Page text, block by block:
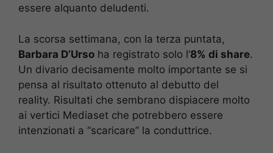
essere alquanto deludenti.
La scorsa settimana, con la terza puntata,
Barbara D’Urso ha registrato solo l’8% di share.
Un divario decisamente molto importante se si
pensa al risultato ottenuto al debutto del
reality. Risultati che sembrano dispiacere molto
ai vertici Mediaset che potrebbero essere
intenzionati a “scaricare” la conduttrice.